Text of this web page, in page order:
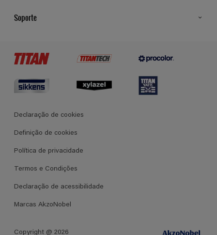
Soporte
Termos e Condições Gerais de Venda
Declaração de cookies
Definição de cookies
Política de privacidade
Termos e Condições
Declaração de acessibilidade
Marcas AkzoNobel
Copyright @ 2026